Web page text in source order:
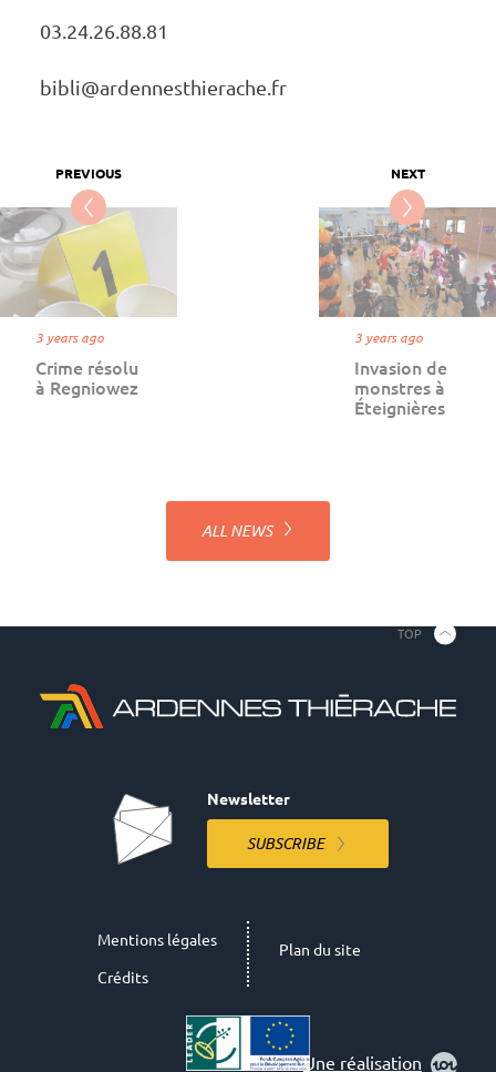
03.24.26.88.81
bibli@ar­den­nes­thie­rache.fr
Crime résolu
à Regniowez
3 years ago
Invasion de
monstres à
Éteignières
3 years ago
ALL NEWS
Newsletter
SUBSCRIBE
Mentions légales
Crédits
Plan du site
TOP
Une réalisation